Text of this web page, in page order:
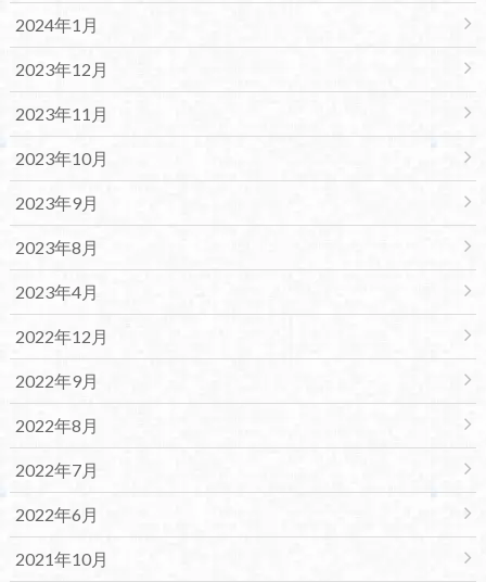
2024年1月
2023年12月
2023年11月
2023年10月
2023年9月
2023年8月
2023年4月
2022年12月
2022年9月
2022年8月
2022年7月
2022年6月
2021年10月